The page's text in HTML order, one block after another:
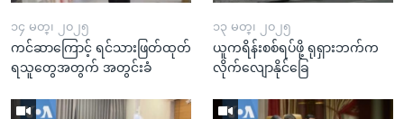
၁၄ မတ္၊ ၂၀၂၅
ကင်ဆာကြောင့် ရင်သားဖြတ်ထုတ်
ရသူတွေအတွက် အတွင်းခံ
၁၃ မတ္၊ ၂၀၂၅
ယူကရိန်းစစ်ရပ်ဖို့ ရုရှားဘက်က
လိုက်လျောနိုင်ခြေ